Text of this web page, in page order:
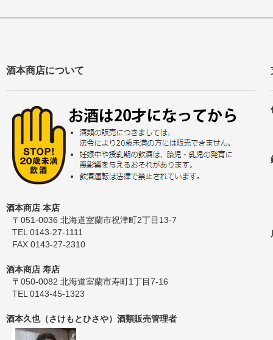
酒本商店について
酒本商店 本店
〒051-0036 北海道室蘭市祝津町2丁目13-7
TEL 0143-27-1111
FAX 0143-27-2310
酒本商店 寿店
〒050-0082 北海道室蘭市寿町1丁目7-16
TEL 0143-45-1323
酒本久也（さけもとひさや）酒類販売管理者